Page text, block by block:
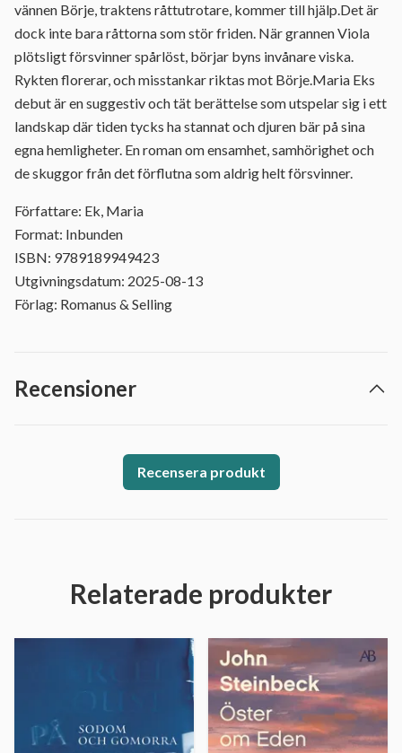
vännen Börje, traktens råttutrotare, kommer till hjälp.Det är
dock inte bara råttorna som stör friden. När grannen Viola
plötsligt försvinner spårlöst, börjar byns invånare viska.
Rykten florerar, och misstankar riktas mot Börje.Maria Eks
debut är en suggestiv och tät berättelse som utspelar sig i ett
landskap där tiden tycks ha stannat och djuren bär på sina
egna hemligheter. En roman om ensamhet, samhörighet och
de skuggor från det förflutna som aldrig helt försvinner.
Författare: Ek, Maria
Format: Inbunden
ISBN: 9789189949423
Utgivningsdatum: 2025-08-13
Förlag: Romanus & Selling
Recensioner
Recensera produkt
Relaterade produkter